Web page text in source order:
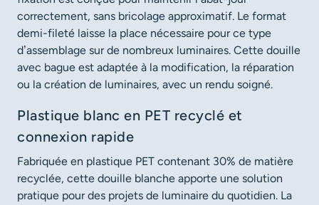
correctement, sans bricolage approximatif. Le format
demi-fileté laisse la place nécessaire pour ce type
d’assemblage sur de nombreux luminaires. Cette douille
avec bague est adaptée à la modification, la réparation
ou la création de luminaires, avec un rendu soigné.
Plastique blanc en PET recyclé et
connexion rapide
Fabriquée en plastique PET contenant 30% de matière
recyclée, cette douille blanche apporte une solution
pratique pour des projets de luminaire du quotidien. La